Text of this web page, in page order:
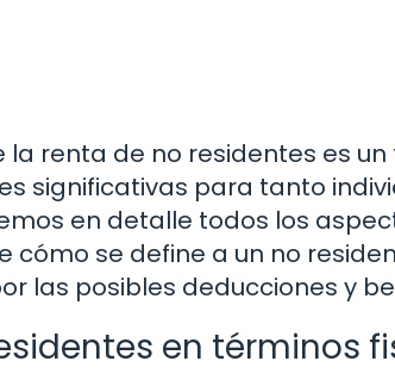
la renta de no residentes es
significativas para tanto
en detalle todos los
cómo se define a un no
las posibles deducciones y
en términos